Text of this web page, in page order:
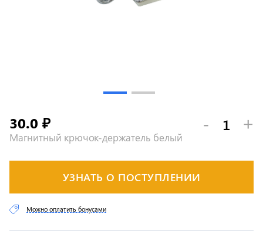
Магнитный крючок-держатель белый
30.0 ₽ - +
УЗНАТЬ О ПОСТУПЛЕНИИ
Можно оплатить бонусами